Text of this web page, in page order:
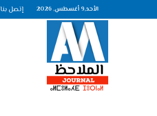
الأحد,9 أغسطس, 2026 إتصل بنا